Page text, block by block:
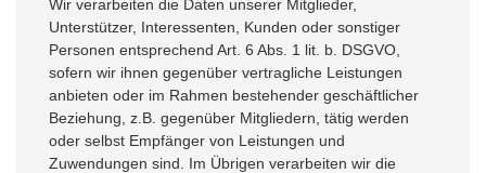
Wir verarbeiten die Daten unserer Mitglieder,
Unterstützer, Interessenten, Kunden oder sonstiger
Personen entsprechend Art. 6 Abs. 1 lit. b. DSGVO,
sofern wir ihnen gegenüber vertragliche Leistungen
anbieten oder im Rahmen bestehender geschäftlicher
Beziehung, z.B. gegenüber Mitgliedern, tätig werden
oder selbst Empfänger von Leistungen und
Zuwendungen sind. Im Übrigen verarbeiten wir die